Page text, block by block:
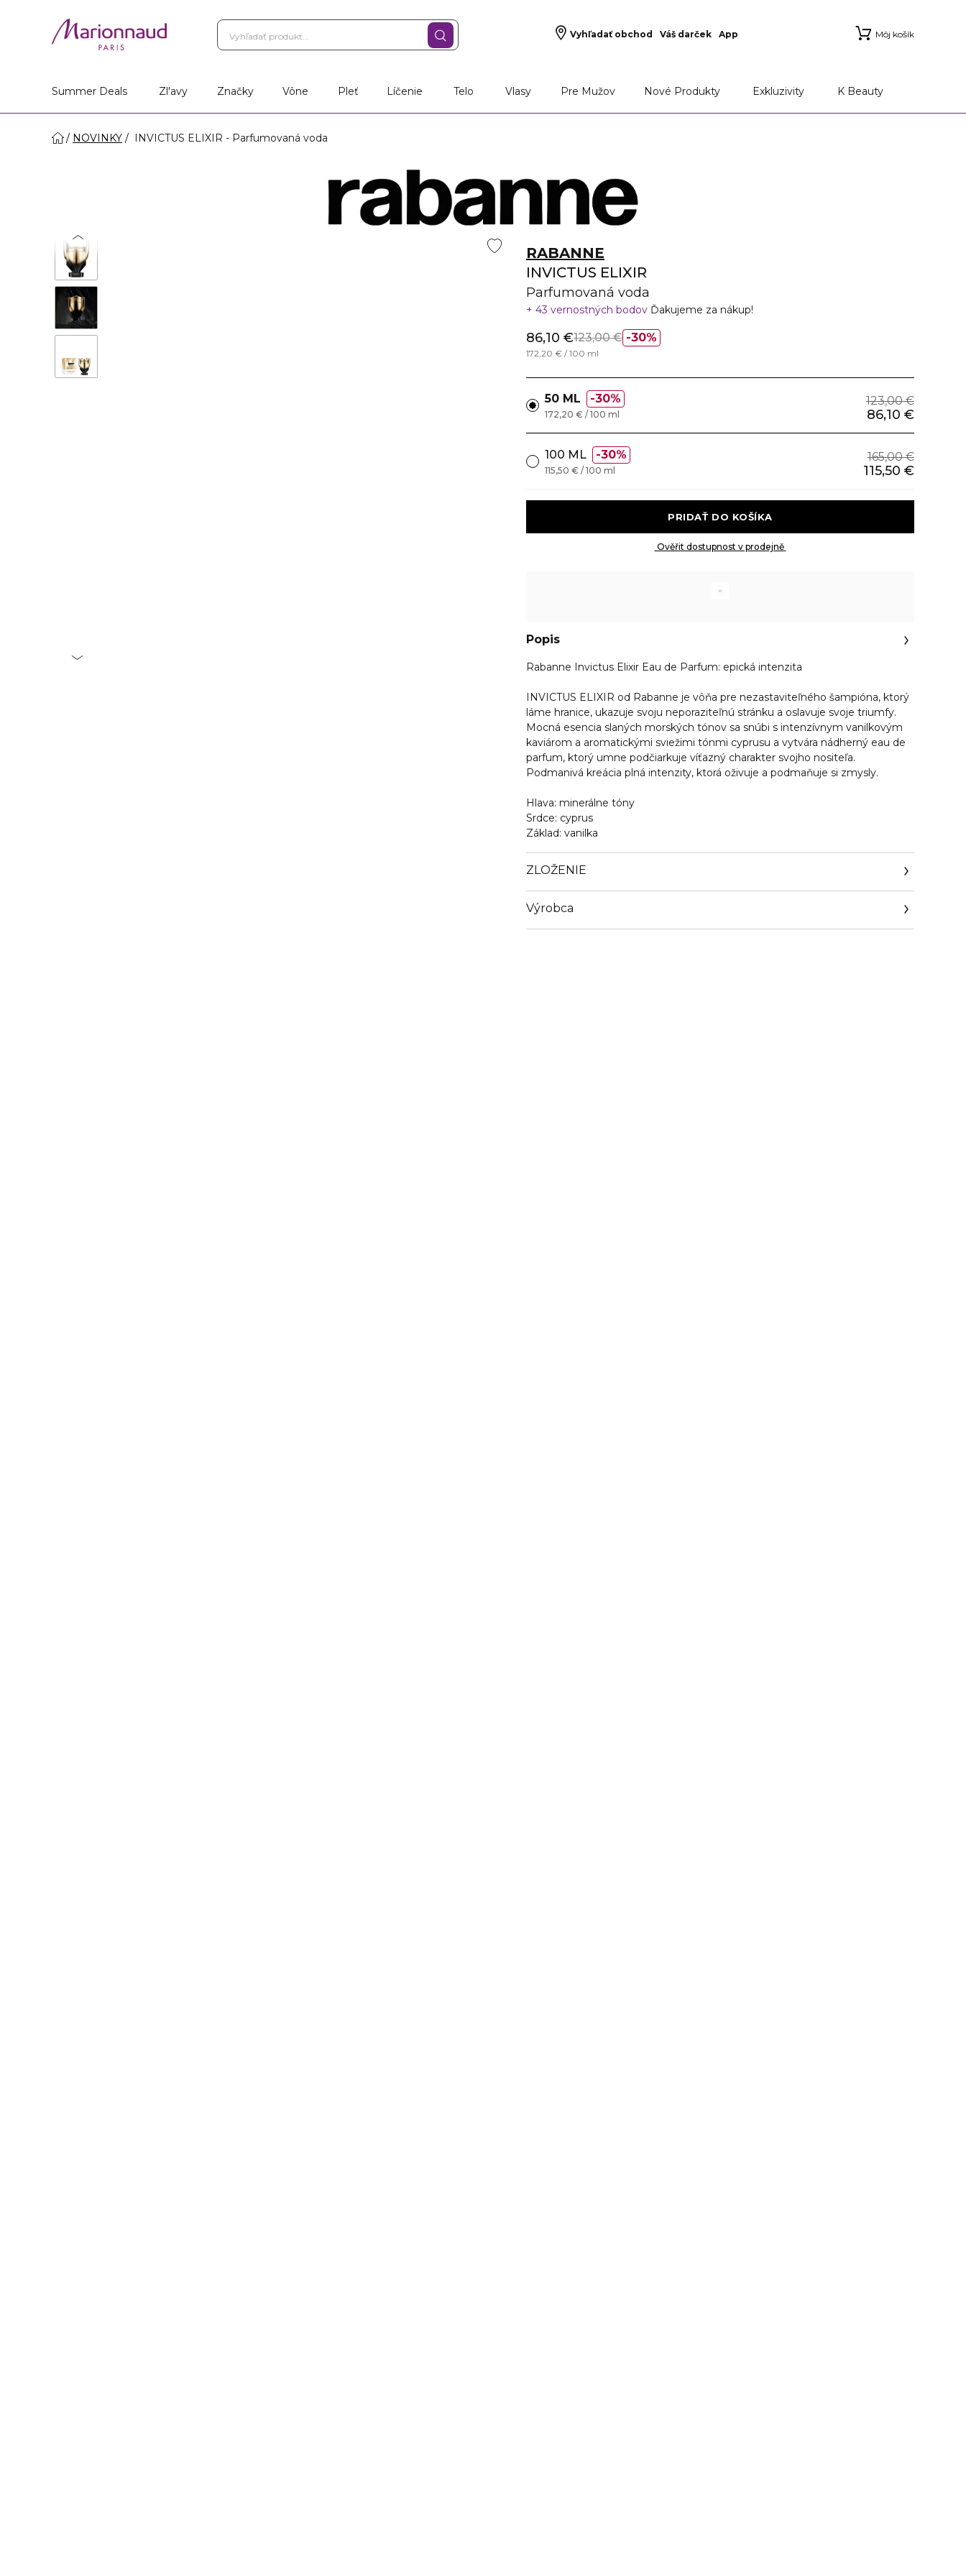
Vyhľadať obchod Váš darček App Môj košík
Summer Deals Zl'avy Značky Vône Pleť Líčenie Telo Vlasy Pre Mužov Nové Produkty Exkluzivity K Beauty
NOVINKY INVICTUS ELIXIR - Parfumovaná voda
RABANNE
INVICTUS ELIXIR
Parfumovaná voda
43 vernostných bodov Ďakujeme za nákup!
30%
86,10 €123,00 €
172,20 € / 100 ml
50 ML 30% 123,00 €
86,10 €
172,20 € / 100 ml
100 ML 30% 165,00 €
115,50 €
115,50 € / 100 ml
Ověřit dostupnost v prodejně
Popis
Rabanne Invictus Elixir Eau de Parfum: epická intenzita
INVICTUS ELIXIR od Rabanne je vôňa pre nezastaviteľného šampióna, ktorý
láme hranice, ukazuje svoju neporaziteľnú stránku a oslavuje svoje triumfy.
Mocná esencia slaných morských tónov sa snúbi s intenzívnym vanilkovým
kaviárom a aromatickými sviežimi tónmi cyprusu a vytvára nádherný eau de
parfum, ktorý umne podčiarkuje víťazný charakter svojho nositeľa.
Podmanivá kreácia plná intenzity, ktorá oživuje a podmaňuje si zmysly.
Hlava: minerálne tóny
Srdce: cyprus
Základ: vanilka
ZLOŽENIE
Výrobca